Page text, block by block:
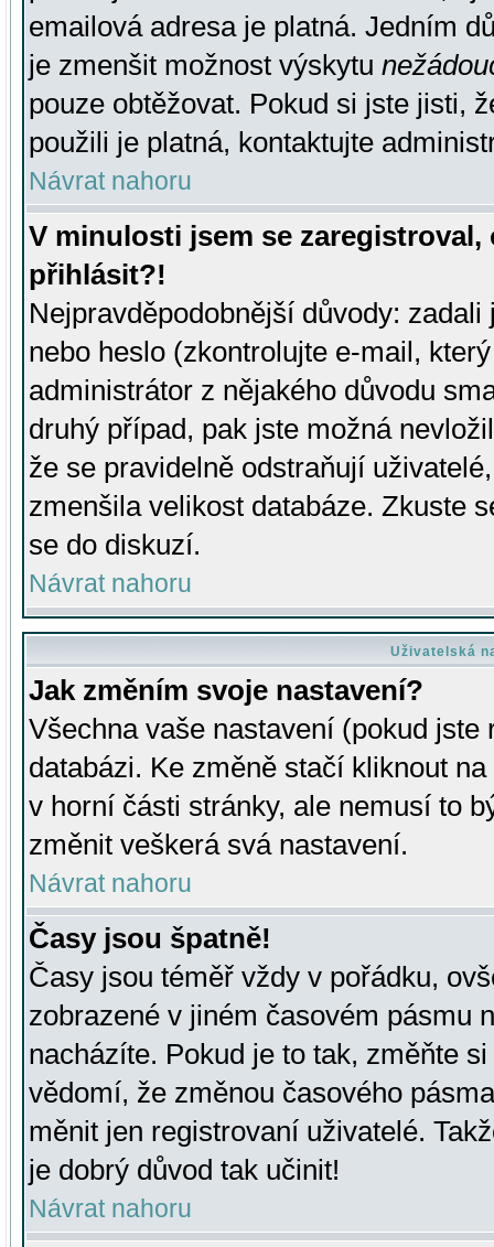
emailová adresa je platná. Jedním
je zmenšit možnost výskytu
pouze obtěžovat. Pokud si jste jisti,
použili je platná, kontaktujte
Návrat nahoru
V minulosti jsem se
přihlásit?!
Nejpravděpodobnější důvody:
nebo heslo (zkontrolujte e-mail,
administrátor z nějakého důvodu
druhý případ, pak jste možná
že se pravidelně odstraňují
zmenšila velikost databáze. Zkuste
se do diskuzí.
Návrat nahoru
Uživatelská
Jak změním svoje nastavení?
Všechna vaše nastavení (pokud
databázi. Ke změně stačí kliknout
v horní části stránky, ale nemusí to
změnit veškerá svá nastavení.
Návrat nahoru
Časy jsou špatně!
Časy jsou téměř vždy v pořádku,
zobrazené v jiném časovém pásmu
nacházíte. Pokud je to tak, změňte
vědomí, že změnou časového
měnit jen registrovaní uživatelé.
je dobrý důvod tak učinit!
Návrat nahoru